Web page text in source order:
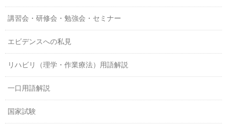
講習会・研修会・勉強会・セミナー
エビデンスへの私見
リハビリ（理学・作業療法）用語解説
一口用語解説
国家試験